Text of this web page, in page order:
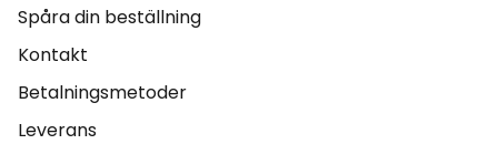
Spåra din beställning
Kontakt
Betalningsmetoder
Leverans